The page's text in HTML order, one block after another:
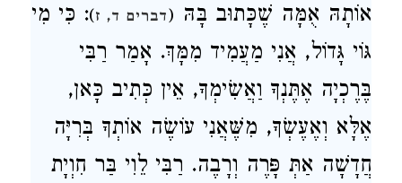
אוֹתָהּ אֻמָּה שֶׁכָּתוּב בָּהּ (דברים ד, ז): כִּי מִי
גּוֹי גָּדוֹל, אֲנִי מַעֲמִיד מִמָּךְ. אָמַר רַבִּי
בֶּרֶכְיָה אֶתֶּנְךָ וַאֲשִׂימְךָ, אֵין כְּתִיב כָּאן,
אֶלָּא וְאֶעֶשְׂךָ, מִשֶּׁאֲנִי עוֹשֶׂה אוֹתְךָ בְּרִיָּה
חֲדָשָׁה אַתְּ פָּרֶה וְרָבֶה. רַבִּי לֵוִי בַּר חִוְיָת